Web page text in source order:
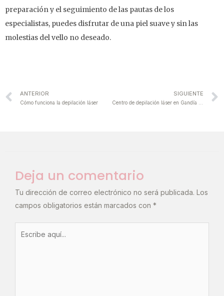
preparación y el seguimiento de las pautas de los
especialistas, puedes disfrutar de una piel suave y sin las
molestias del vello no deseado.
ANTERIOR
Cómo funciona la depilación láser
SIGUIENTE
Deja un comentario
Tu dirección de correo electrónico no será publicada. Los
campos obligatorios están marcados con *